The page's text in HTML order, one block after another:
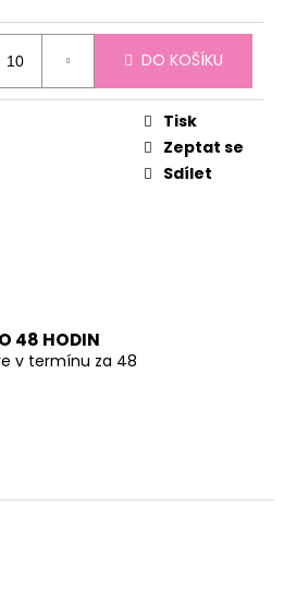
DO KOŠÍKU
Tisk
Zeptat se
Sdílet
48 HODIN
v termínu za 48